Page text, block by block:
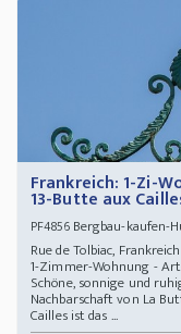
Frankreich: 1-Zi-
13-Butte aux
PF4856Bergbau-kaufen-
Rue de Tolbiac, Frankreich
1-Zimmer-Wohnung -
Schöne, sonnige und
Nachbarschaft von La
Cailles ist das ...